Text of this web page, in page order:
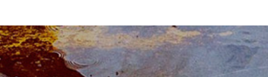
5KM
RUN
в
ръцете